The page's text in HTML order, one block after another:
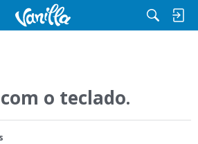
o teclado.